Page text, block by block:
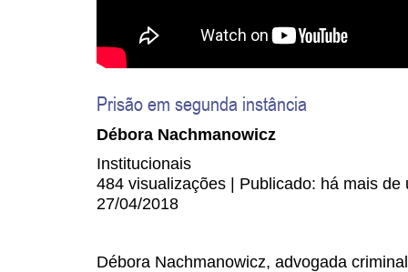
Prisão em segunda instância
Débora Nachmanowicz
Institucionais
484 visualizações | Publicado: há mais de
27/04/2018
Débora Nachmanowicz, advogada